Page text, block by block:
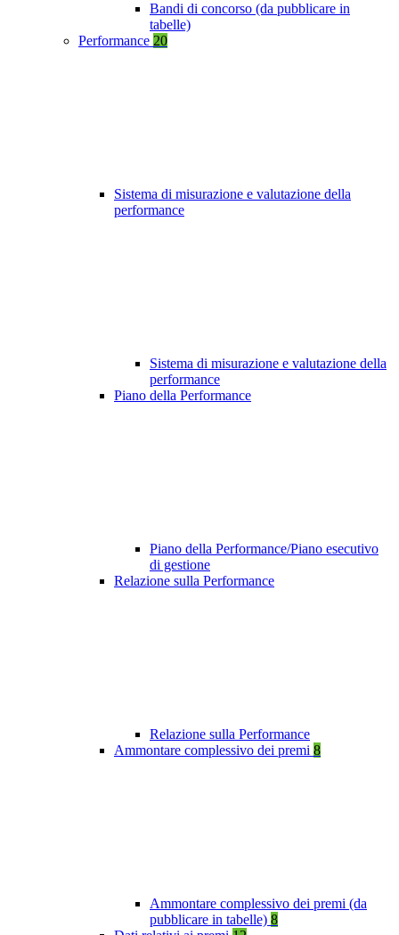
Bandi di concorso (da pubblicare in
tabelle)
Performance 20
Sistema di misurazione e valutazione della
performance
Sistema di misurazione e valutazione della
performance
Piano della Performance
Piano della Performance/Piano esecutivo
di gestione
Relazione sulla Performance
Relazione sulla Performance
Ammontare complessivo dei premi 8
Ammontare complessivo dei premi (da
pubblicare in tabelle) 8